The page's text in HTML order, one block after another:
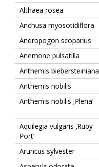
Althaea rosea
Anchusa myosotidiflora
Andropogon scoparius
Anemone pulsatilla
Anthemis biebersteiniana
Anthemis nobilis
Anthemis nobilis ‚Plena‘
Aquilegia vulgaris ‚Ruby
Port‘
Aruncus sylvester